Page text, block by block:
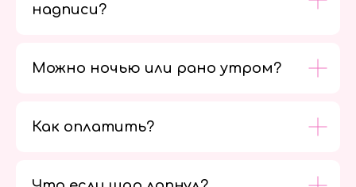
надписи?
Можно ночью или рано утром?
Как оплатить?